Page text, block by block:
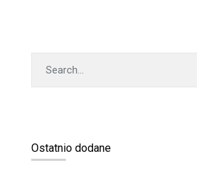
Ostatnio dodane